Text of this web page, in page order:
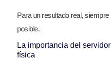
Para un resultado real,
posible.
La importancia del
física